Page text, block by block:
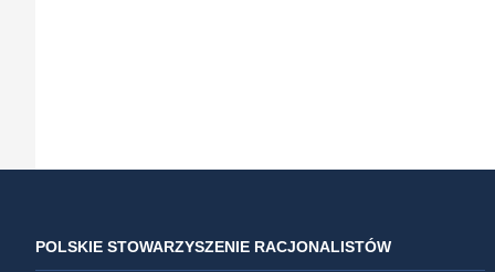
POLSKIE STOWARZYSZENIE RACJONALISTÓW